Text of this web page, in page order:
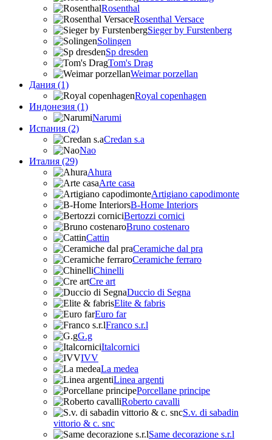
Rosenthal
Rosenthal Versace
Sieger by Furstenberg
Solingen
Sp dresden
Tom's Drag
Weimar porzellan
Дания (1)
Royal copenhagen
Индонезия (1)
Narumi
Испания (2)
Credan s.a
Nao
Италия (29)
Ahura
Arte casa
Artigiano capodimonte
B-Home Interiors
Bertozzi cornici
Bruno costenaro
Cattin
Ceramiche dal pra
Ceramiche ferraro
Chinelli
Cre art
Duccio di Segna
Elite & fabris
Euro far
Franco s.r.l
G.g
Italcornici
IVV
La medea
Linea argenti
Porcellane principe
Roberto cavalli
S.v. di sabadin
vittorio & c. snc
Same decorazione s.r.l